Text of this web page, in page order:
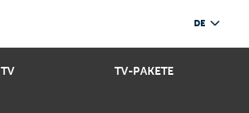
DE
TV-PAKETE